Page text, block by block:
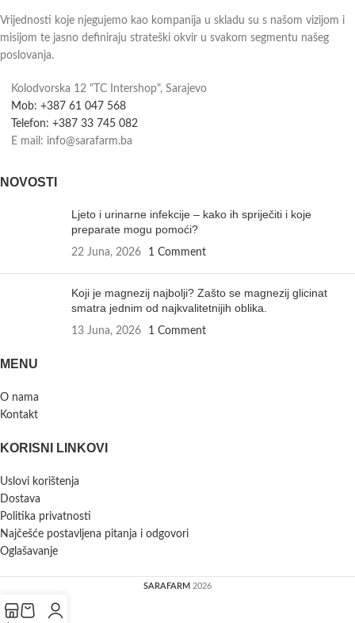
Vrijednosti koje njegujemo kao kompanija u skladu su s našom vizijom i
misijom te jasno definiraju strateški okvir u svakom segmentu našeg
poslovanja.
Kolodvorska 12 "TC Intershop", Sarajevo
Mob: +387 61 047 568
Telefon: +387 33 745 082
E mail: info@sarafarm.ba
NOVOSTI
Ljeto i urinarne infekcije – kako ih spriječiti i koje
preparate mogu pomoći?
22 Juna, 2026 1 Comment
Koji je magnezij najbolji? Zašto se magnezij glicinat
smatra jednim od najkvalitetnijih oblika.
13 Juna, 2026 1 Comment
MENU
O nama
Kontakt
KORISNI LINKOVI
Uslovi korištenja
Dostava
Politika privatnosti
Najčešće postavljena pitanja i odgovori
Oglašavanje
SARAFARM 2026